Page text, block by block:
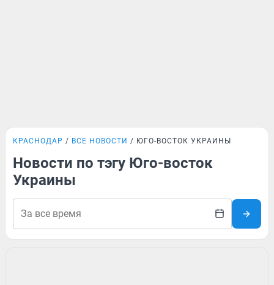
КРАСНОДАР ВСЕ НОВОСТИ ЮГО-ВОСТОК УКРАИНЫ
Новости по тэгу Юго-восток
Украины